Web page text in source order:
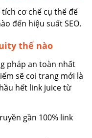
cơ chế cụ thể để
đến hiệu suất SEO.
thế nào
pháp an toàn nhất
sẽ coi trang mới là
hết link juice từ
gần 100% link